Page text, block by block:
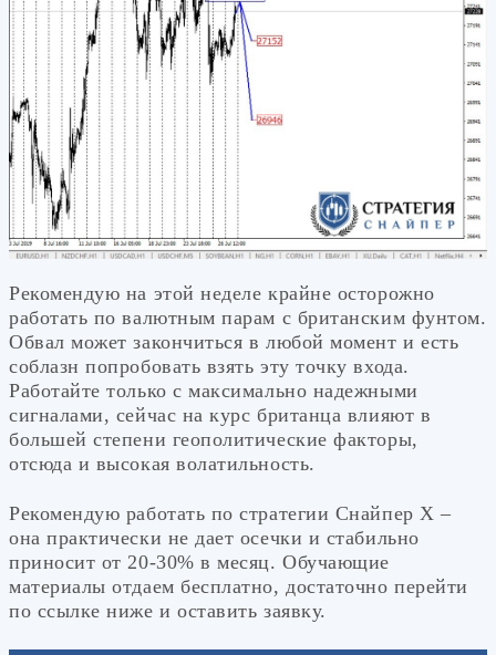
Рекомендую на этой неделе крайне осторожно
работать по валютным парам с британским фунтом.
Обвал может закончиться в любой момент и есть
соблазн попробовать взять эту точку входа.
Работайте только с максимально надежными
сигналами, сейчас на курс британца влияют в
большей степени геополитические факторы,
отсюда и высокая волатильность.
Рекомендую работать по стратегии Снайпер Х –
она практически не дает осечки и стабильно
приносит от 20-30% в месяц. Обучающие
материалы отдаем бесплатно, достаточно перейти
по ссылке ниже и оставить заявку.